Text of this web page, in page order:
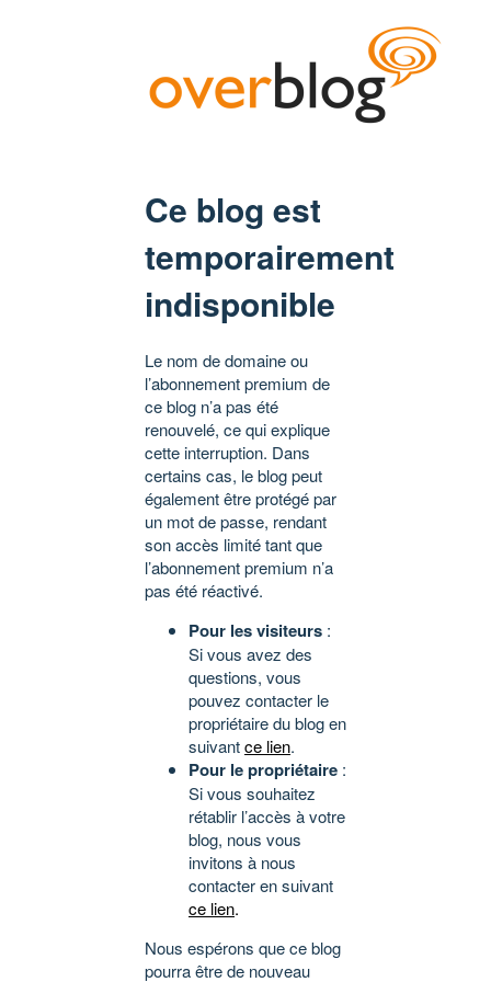
Ce blog est
temporairement
indisponible
Le nom de domaine ou
l’abonnement premium de
ce blog n’a pas été
renouvelé, ce qui explique
cette interruption. Dans
certains cas, le blog peut
également être protégé par
un mot de passe, rendant
son accès limité tant que
l’abonnement premium n’a
pas été réactivé.
Pour les visiteurs :
Si vous avez des
questions, vous
pouvez contacter le
propriétaire du blog en
suivantce lien.
Pour le propriétaire :
Si vous souhaitez
rétablir l’accès à votre
blog, nous vous
invitons à nous
contacter en suivant
ce lien.
Nous espérons que ce blog
pourra être de nouveau